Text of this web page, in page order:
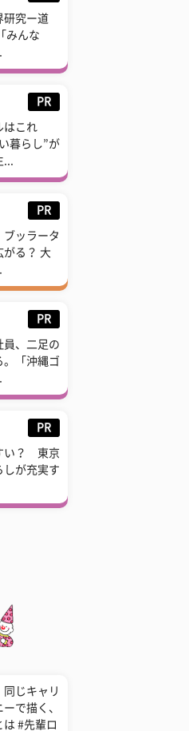
研究ー道
みんな
PR
はこれ
暮らし”が
PR
ブッラータ
がる？ 大
PR
員、二足の
。「沖縄ゴ
PR
い？ 東京
しが充実す
同じキャリ
で描く、
は #先輩ロ